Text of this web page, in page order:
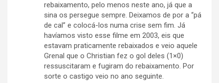
rebaixamento, pelo menos neste ano, já que a
sina os persegue sempre. Deixamos de por a “pá
de cal” e colocá-los numa crise sem fim. Já
havíamos visto esse filme em 2003, eis que
estavam praticamente rebaixados e veio aquele
Grenal que o Christian fez o gol deles (1×0)
ressuscitaram e fugiram do rebaixamento. Por
sorte o castigo veio no ano seguinte.